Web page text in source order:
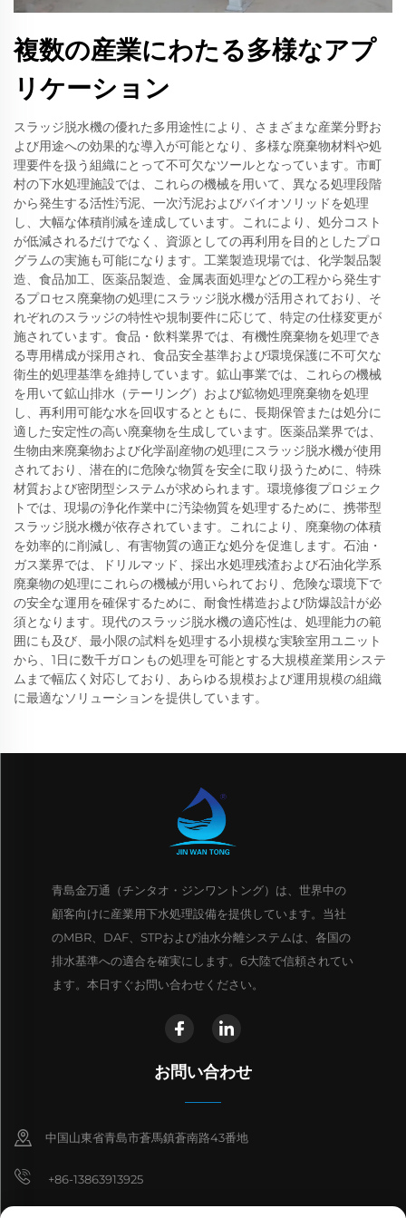
複数の産業にわたる多様なアプ
リケーション
スラッジ脱水機の優れた多用途性により、さまざまな産業分野お
よび用途への効果的な導入が可能となり、多様な廃棄物材料や処
理要件を扱う組織にとって不可欠なツールとなっています。市町
村の下水処理施設では、これらの機械を用いて、異なる処理段階
から発生する活性汚泥、一次汚泥およびバイオソリッドを処理
し、大幅な体積削減を達成しています。これにより、処分コスト
が低減されるだけでなく、資源としての再利用を目的としたプロ
グラムの実施も可能になります。工業製造現場では、化学製品製
造、食品加工、医薬品製造、金属表面処理などの工程から発生す
るプロセス廃棄物の処理にスラッジ脱水機が活用されており、そ
れぞれのスラッジの特性や規制要件に応じて、特定の仕様変更が
施されています。食品・飲料業界では、有機性廃棄物を処理でき
る専用構成が採用され、食品安全基準および環境保護に不可欠な
衛生的処理基準を維持しています。鉱山事業では、これらの機械
を用いて鉱山排水（テーリング）および鉱物処理廃棄物を処理
し、再利用可能な水を回収するとともに、長期保管または処分に
適した安定性の高い廃棄物を生成しています。医薬品業界では、
生物由来廃棄物および化学副産物の処理にスラッジ脱水機が使用
されており、潜在的に危険な物質を安全に取り扱うために、特殊
材質および密閉型システムが求められます。環境修復プロジェク
トでは、現場の浄化作業中に汚染物質を処理するために、携帯型
スラッジ脱水機が依存されています。これにより、廃棄物の体積
を効率的に削減し、有害物質の適正な処分を促進します。石油・
ガス業界では、ドリルマッド、採出水処理残渣および石油化学系
廃棄物の処理にこれらの機械が用いられており、危険な環境下で
の安全な運用を確保するために、耐食性構造および防爆設計が必
須となります。現代のスラッジ脱水機の適応性は、処理能力の範
囲にも及び、最小限の試料を処理する小規模な実験室用ユニット
から、1日に数千ガロンもの処理を可能とする大規模産業用システ
ムまで幅広く対応しており、あらゆる規模および運用規模の組織
に最適なソリューションを提供しています。
青島金万通（チンタオ・ジンワントング）は、世界中の
顧客向けに産業用下水処理設備を提供しています。当社
のMBR、DAF、STPおよび油水分離システムは、各国の
排水基準への適合を確実にします。6大陸で信頼されてい
ます。本日すぐお問い合わせください。
お問い合わせ
中国山東省青島市蒼馬鎮蒼南路43番地
+86-13863913925